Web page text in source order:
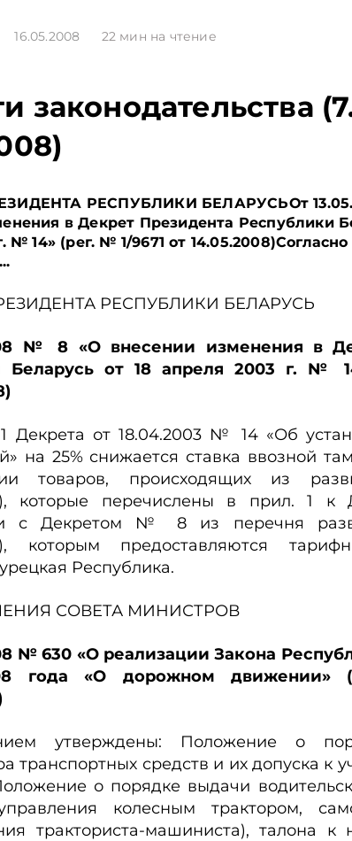
16.05.2008 22 мин на чтение
законодательства
РЕСПУБЛИКИ БЕЛАРУСЬОт
в Декрет Президента Республики
№ 14» (рег. № 1/9671 от 14.05.2008)Согласно
РЕСПУБЛИКИ БЕЛАРУСЬ
№ 8 «О внесении изменения в
Беларусь от 18 апреля 2003 г. №
Декрета от 18.04.2003 № 14 «Об
на 25% снижается ставка ввозной
товаров, происходящих из
которые перечислены в прил. 1
с Декретом № 8 из перечня
которым предоставляются
Республика.
СОВЕТА МИНИСТРОВ
№ 630 «О реализации Закона
года «О дорожном
утверждены: Положение о
транспортных средств и их допуска к
о порядке выдачи
колесным трактором,
тракториста-машиниста), талона